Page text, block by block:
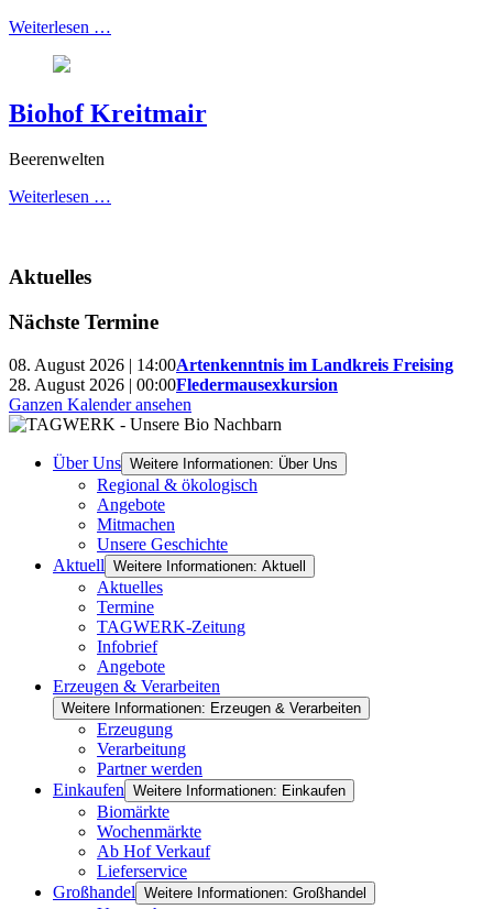
Weiterlesen …
Biohof Kreitmair
Beerenwelten
Weiterlesen …
Aktuelles
Nächste Termine
08. August 2026 | 14:00Artenkenntnis im Landkreis Freising
28. August 2026 | 00:00Fledermausexkursion
Ganzen Kalender ansehen
Über Uns Weitere Informationen: Über Uns
Regional & ökologisch
Angebote
Mitmachen
Unsere Geschichte
Aktuell Weitere Informationen: Aktuell
Aktuelles
Termine
TAGWERK-Zeitung
Infobrief
Angebote
Erzeugen & Verarbeiten
Weitere Informationen: Erzeugen & Verarbeiten
Erzeugung
Verarbeitung
Partner werden
Einkaufen Weitere Informationen: Einkaufen
Biomärkte
Wochenmärkte
Ab Hof Verkauf
Lieferservice
Großhandel Weitere Informationen: Großhandel